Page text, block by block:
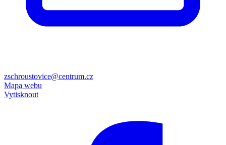
zschroustovice@centrum.cz
Mapa webu
Vytisknout